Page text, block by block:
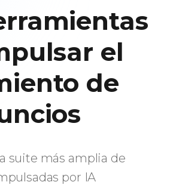
el
de
suite más amplia de
por IA